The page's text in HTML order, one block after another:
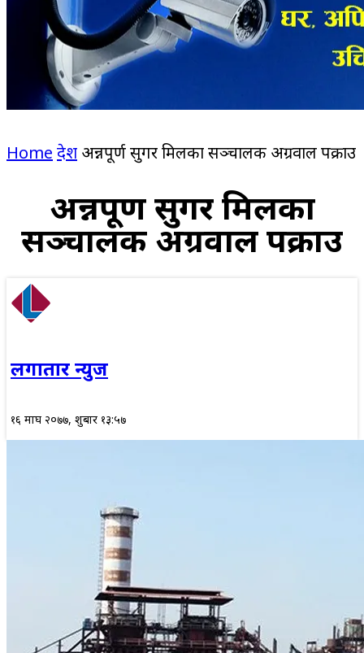
Home देश अन्नपूर्ण सुगर मिलका सञ्चालक अग्रवाल पक्राउ
अन्नपूर्ण सुगर मिलका
सञ्चालक अग्रवाल पक्राउ
लगातार न्युज
१६ माघ २०७७, शुक्रबार १३:५७